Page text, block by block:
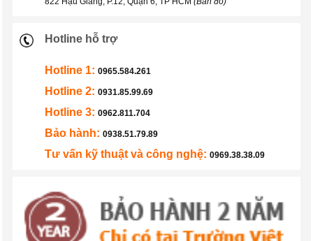
Hotline hỗ trợ
Hotline 1: 0965.584.261
Hotline 2: 0931.85.99.69
Hotline 3: 0962.811.704
Bảo hành: 0938.51.79.89
Tư vấn kỹ thuật và công nghệ: 0969.38.38.09